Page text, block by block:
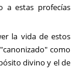
a estas profecías
la vida de estos
como
divino y el de